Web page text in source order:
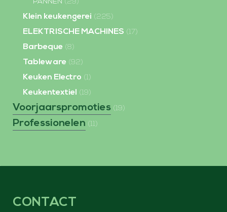
PANNEN (29)
Klein keukengerei (225)
ELEKTRISCHE MACHINES (17)
Barbeque (8)
Tableware (92)
Keuken Electro (1)
Keukentextiel (19)
Voorjaarspromoties (19)
Professionelen (11)
CONTACT